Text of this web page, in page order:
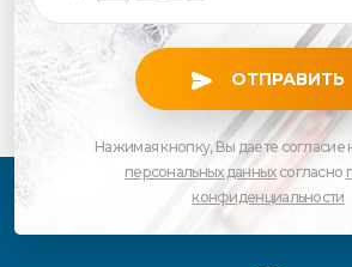
ОТПРАВИТЬ
Нажимая кнопку, Вы даете согласие
персональных данныхсогласно
конфиденциальности